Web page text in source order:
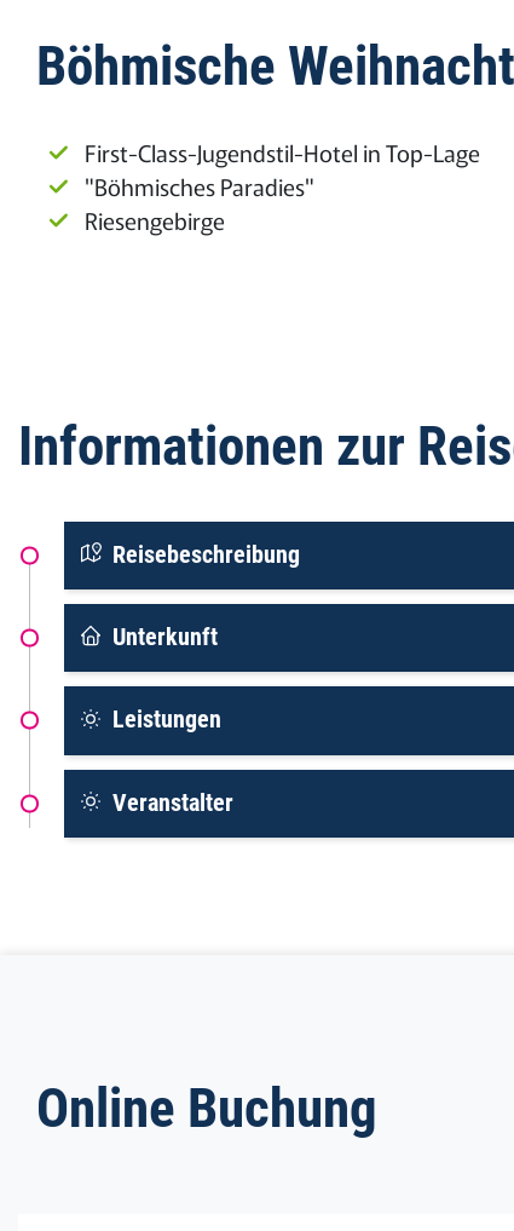
Böhmische
First-Class-Jugendstil-Hotel in Top-Lage
"Böhmisches Paradies"
Riesengebirge
Informationen zur
Reisebeschreibung
Unterkunft
Leistungen
Veranstalter
Online Buchung